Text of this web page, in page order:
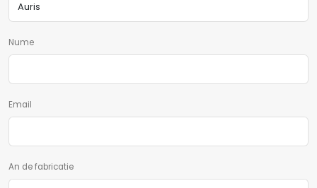
Nume
Email
An de fabricatie